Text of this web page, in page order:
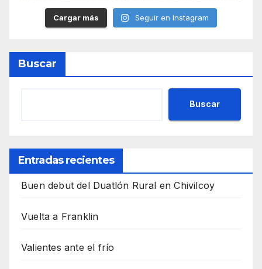
Cargar más Seguir en Instagram
Buscar
Buscar
Entradas recientes
Buen debut del Duatlón Rural en Chivilcoy
Vuelta a Franklin
Valientes ante el frío